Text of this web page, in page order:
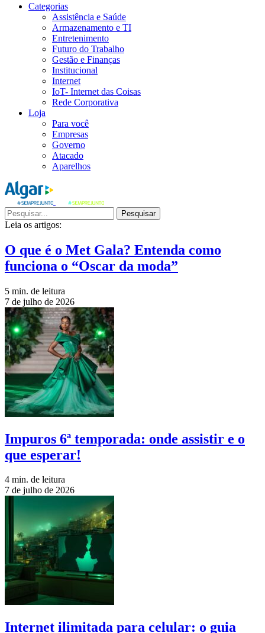
Categorias
Assistência e Saúde
Armazenamento e TI
Entretenimento
Futuro do Trabalho
Gestão e Finanças
Institucional
Internet
IoT- Internet das Coisas
Rede Corporativa
Loja
Para você
Empresas
Governo
Atacado
Aparelhos
Pesquisar
Leia os artigos:
O que é o Met Gala? Entenda como
funciona o “Oscar da moda”
5 min. de leitura
7 de julho de 2026
Impuros 6ª temporada: onde assistir e o
que esperar!
4 min. de leitura
7 de julho de 2026
Internet ilimitada para celular: o guia